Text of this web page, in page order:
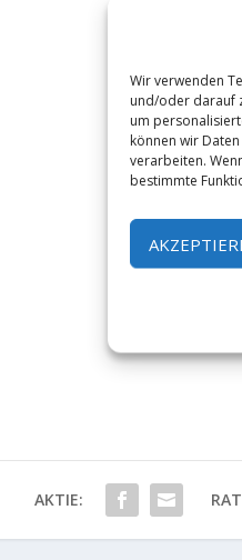
Wir verwenden
und/oder darauf
um
können wir
verarbeiten.
bestimmte
AKTIE: